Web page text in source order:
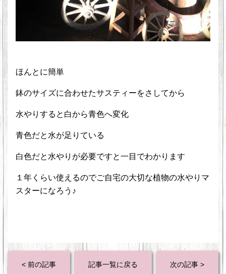
ほんとに簡単
鉢のサイズに合わせたサスティーをさしてから
水やりすると白から青色へ変化
青色だと水が足りている
白色だと水やりが必要ですと一目でわかります
１年くらい使えるのでご自宅の大切な植物の水やりマ
スターになろう♪
< 前の記事 記事一覧に戻る 次の記事 >